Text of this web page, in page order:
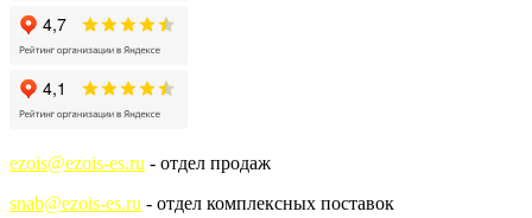
ezois@ezois-es.ru - отдел продаж
snab@ezois-es.ru - отдел комплексных поставок